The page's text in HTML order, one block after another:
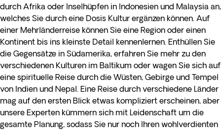
durch Afrika oder Inselhüpfen in Indonesien und Malaysia an,
welches Sie durch eine Dosis Kultur ergänzen können. Auf
einer Mehrländerreise können Sie eine Region oder einen
Kontinent bis ins kleinste Detail kennenlernen. Enthüllen Sie
die Gegensätze in Südamerika, erfahren Sie mehr zu den
verschiedenen Kulturen im Baltikum oder wagen Sie sich auf
eine spirituelle Reise durch die Wüsten, Gebirge und Tempel
von Indien und Nepal. Eine Reise durch verschiedene Länder
mag auf den ersten Blick etwas kompliziert erscheinen, aber
unsere Experten kümmern sich mit Leidenschaft um die
gesamte Planung, sodass Sie nur noch Ihren wohlverdienten